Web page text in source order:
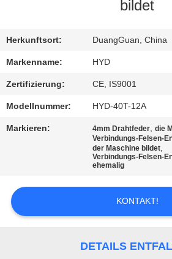
SIE
MIT
UNS
IN
VERBINDUNG
NACHRICHTEN
FORDERN
SIE EIN
bildet
Herkunftsort: DuangGuan, China
Markenname: HYD
Zertifizierung: CE, IS9001
Modellnummer: HYD-40T-12A
Markieren: 4mm Drahtfeder,die
Verbindungs-Felsen-
der Maschine bildet,
Verbindungs-Felsen-
ehemalig
KONTAKT!
DETAILS